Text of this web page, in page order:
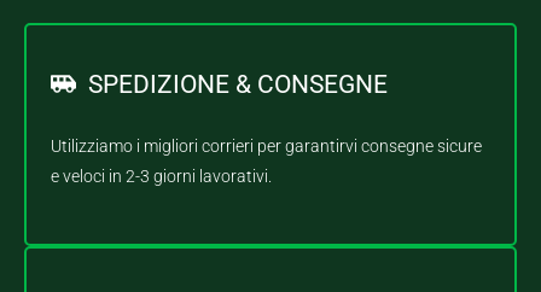
SPEDIZIONE & CONSEGNE
Utilizziamo i migliori corrieri per garantirvi consegne sicure
e veloci in 2-3 giorni lavorativi.